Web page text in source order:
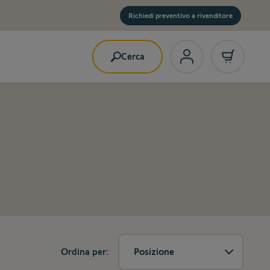
Richiedi preventivo a rivenditore
Cerca
Ordina per: Posizione